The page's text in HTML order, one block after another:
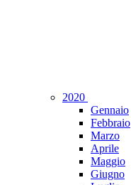
2020
Gennaio
Febbraio
Marzo
Aprile
Maggio
Giugno